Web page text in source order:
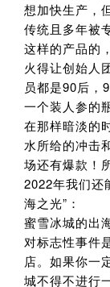
想加快生产，
传统且多年被
这样的产品的
火得让创始人
员都是90后，
一个装人参的
在那样暗淡的
水所给的冲击
场还有爆款！
2022年我们还
海之光”：
蜜雪冰城的出
对标志性事件
店。如果你一
城不得不进行